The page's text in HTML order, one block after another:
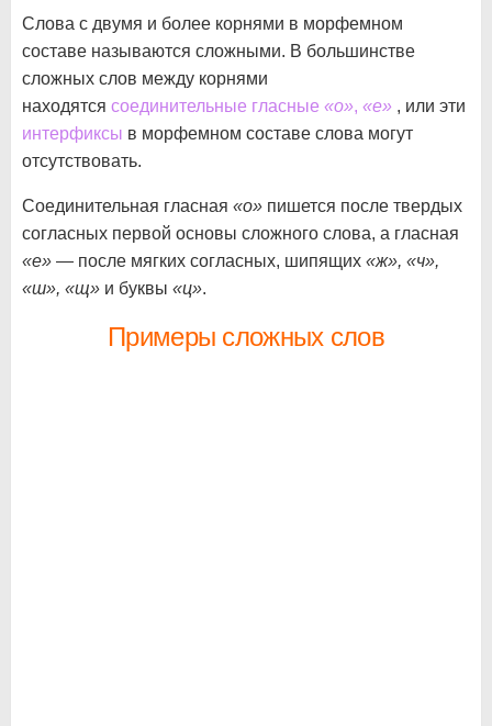
Слова с двумя и более корнями в морфемном
составе называются сложными. В большинстве
сложных слов между корнями
находятся соединительные гласные «о», «е» , или эти
интерфиксы в морфемном составе слова могут
отсутствовать.
Соединительная гласная «о» пишется после твердых
согласных первой основы сложного слова, а гласная
«е» — после мягких согласных, шипящих «ж», «ч»,
«ш», «щ» и буквы «ц».
Примеры сложных слов